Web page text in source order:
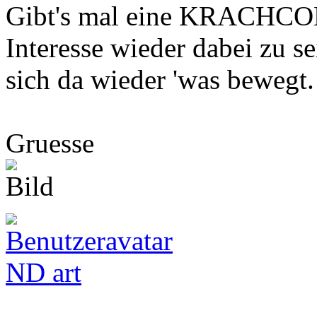
Gibt's mal eine
Interesse wieder dabei zu
sich da wieder 'was bewegt.
Gruesse
ND art